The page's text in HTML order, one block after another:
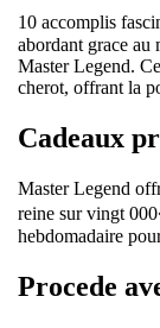
2026
10 accomplis
abordant grace au
Master Legend.
cherot, offrant la
Cadeaux
Master Legend
reine sur vingt
hebdomadaire
Procede